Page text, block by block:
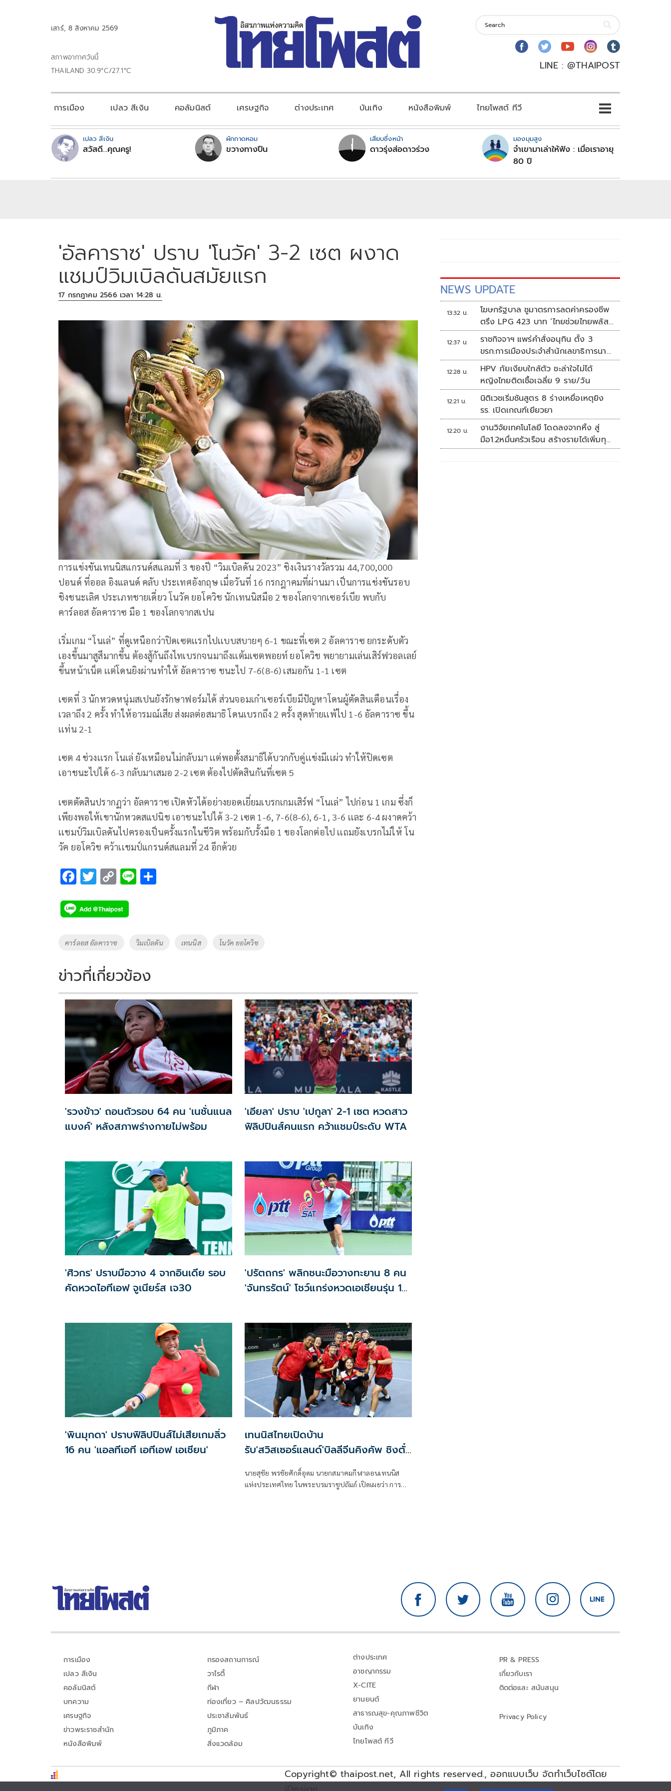
เสาร์, 8 สิงหาคม 2569
สภาพอากาศวันนี้
THAILAND 30.9°C/27.1°C
LINE : @THAIPOST
การเมือง เปลว สีเงิน คอลัมนิสต์ เศรษฐกิจ ต่างประเทศ บันเทิง หนังสือพิมพ์ ไทยโพสต์ ทีวี
เปลว สีเงิน
สวัสดี...คุณครู!
ผักกาดหอม
ขวางทางปืน
เสียบซึ่งหน้า
ดาวรุ่งส่อดาวร่วง
มองมุมสูง
จำเขามาเล่าให้ฟัง : เมื่อเราอายุ
80 ปี
'อัลคาราซ'​ ปราบ 'โนวัค'​ 3-2 เซต ผงาด
แชมป์วิมเบิลดันสมัยแรก
17 กรกฎาคม 2566 เวลา 14:28 น.
การแข่งขันเทนนิสแกรนด์สแลมที่ 3 ของปี “วิมเบิลดัน 2023” ชิงเงินรางวัลรวม 44,700,000
ปอนด์ ที่ออล อิงแลนด์ คลับ ประเทศอังกฤษ เมื่อวันที่ 16 กรกฎาคมที่ผ่านมา เป็นการแช่งขันรอบ
ชิงชนะเลิศ ประเภทชายเดี่ยว โนวัค ยอโควิช นักเทนนิสมือ 2 ของโลกจากเซอร์เบีย พบกับ
คาร์ลอส อัลคาราซ มือ 1 ของโลกจากสเปน
เริ่มเกม “โนเล่” ที่ดูเหนือกว่าปิดเซตเเรกไปเเบบสบายๆ 6-1 ขณะที่เซต 2 อัลคาราซ ยกระดับตัว
เองขึ้นมาสูสีมากขึ้น ต้องสู้กันถึงไทเบรกจนมาถึงเเต้มเซตพอยท์ ยอโควิช พยายามเล่นเสิร์ฟวอลเลย์
ขึ้นหน้าเน็ต เเต่โดนยิงผ่านทำให้ อัลคาราซ ชนะไป 7-6(8-6) เสมอกัน 1-1 เซต
เซตที่ 3 นักหวดหนุ่มสเปนยังรักษาฟอร์มได้ ส่วนจอมเก๋าเซอร์เบียมีปัญหาโดนผู้ตัดสินเตือนเรื่อง
เวลาถึง 2 ครั้ง ทำให้อารมณ์เสีย ส่งผลต่อสมาธิ โดนเบรกถึง 2 ครั้ง สุดท้ายเเพ้ไป 1-6 อัลคาราซ ขึ้น
เเท่น 2-1
เซต 4 ช่วงเเรก โนเล่ ยังเหมือนไม่กลับมา เเต่พอตั้งสมาธิได้บวกกับคู่เเข่งมีเเผ่ว ทำให้ปิดเซต
เอาชนะไปได้ 6-3 กลับมาเสมอ 2-2 เซต ต้องไปตัดสินกันที่เซต 5
เซตตัดสินปรากฏว่า อัลคาราซ เปิดหัวได้อย่างยอดเยี่ยมเบรกเกมเสิร์ฟ “โนเล่” ไปก่อน 1 เกม ซึ่งก็
เพียงพอให้เขานักหวดสแปนิช เอาชนะไปได้ 3-2 เซต 1-6, 7-6(8-6), 6-1, 3-6 เเละ 6-4 ผงาดคว้า
เเชมป์วิมเบิลดันไปครองเป็นครั้งแรกในชีวิต พร้อมกับรั้งมือ 1 ของโลกต่อไป เเถมยังเบรกไม่ให้ โน
วัค ยอโควิช คว้าเเชมป์แกรนด์สแลมที่ 24 อีกด้วย
F
e
b
o
k
T
tt
er
C
p
y
Li
k
Li
Tags
คาร์ลอส อัลคาราซ วิมเบิลดัน เทนนิส โนวัค ยอโควิช
ข่าวที่เกี่ยวข้อง
'รวงข้าว' ถอนตัวรอบ 64 คน 'เนชั่นแนล
แบงค์' หลังสภาพร่างกายไม่พร้อม
'เอียลา' ปราบ 'เปกูลา' 2-1 เซต หวดสาว
ฟิลิปปินส์คนแรก คว้าแชมป์ระดับ WTA
'ศิวกร' ปราบมือวาง 4 จากอินเดีย รอบ
คัดหวดไอทีเอฟ จูเนียร์ส เจ30
'ปรัตถกร' พลิกชนะมือวางทะยาน 8 คน
'จันทรรัตน์' โชว์แกร่งหวดเอเชียนรุ่น 14
'พินมุกดา' ปราบฟิลิปปินส์ไม่เสียเกมลิ่ว
16 คน 'แอลทีเอที เอทีเอฟ เอเชียน'
เทนนิสไทยเปิดบ้าน
รับ'สวิสเซอร์แลนด์'บิลลีจีนคิงคัพ ชิงตั๋ว
นายสุชัย พรชัยศักดิ์อุดม นายกสมาคมกีฬาลอนเทนนิส
แห่งประเทศไทย ในพระบรมราชูปถัมภ์ เปิดเผยว่า การ
NEWS UPDATE
13:32 น.
โฆษกรัฐบาล ชูมาตรการลดค่าครองชีพ
ตรึง LPG 423 บาท ‘ไทยช่วยไทยพลัส’
ดันเงินหมุนแสนล้าน
12:37 น.
ราชกิจจาฯ แพร่คำสั่งอนุทิน ตั้ง 3
ขรก.การเมืองประจำสำนักเลขาธิการนา
ยกฯ
12:28 น.
HPV ภัยเงียบใกล้ตัว ชะล่าใจไม่ได้
หญิงไทยติดเชื้อเฉลี่ย 9 ราย/วัน
12:21 น.
นิติเวชเริ่มชันสูตร 8 ร่างเหยื่อเหตุยิง
รร. เปิดเกณฑ์เยียวยา
12:20 น.
งานวิจัยเทคโนโลยี โดดลงจากหิ้ง สู่
มือ1.2หมื่นครัวเรือน สร้างรายได้เพิ่มทุก
เดือน
การเมือง
เปลว สีเงิน
คอลัมนิสต์
บทความ
เศรษฐกิจ
ข่าวพระราชสำนัก
หนังสือพิมพ์
กรองสถานการณ์
วาไรตี้
กีฬา
ท่องเที่ยว – ศิลปวัฒนธรรม
ประชาสัมพันธ์
ภูมิภาค
สิ่งแวดล้อม
ต่างประเทศ
อาชญากรรม
X-CITE
ยานยนต์
สาธารณสุข-คุณภาพชีวิต
บันเทิง
ไทยโพสต์ ทีวี
PR & PRESS
เกี่ยวกับเรา
ติดต่อและ สนับสนุน
Privacy Policy
Copyright© thaipost.net, All rights reserved.,ออกแบบเว็บ จัดทำเว็บไซต์โดย